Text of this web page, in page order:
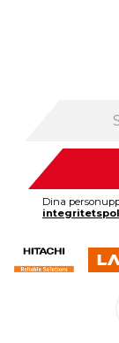
Dina